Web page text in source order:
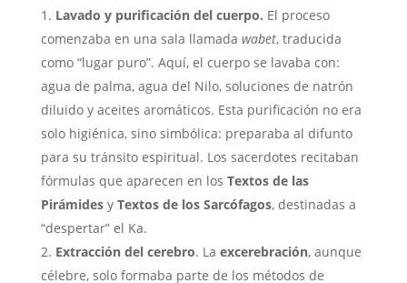
Lavado y purificación del cuerpo. El proceso
comenzaba en una sala llamada wabet, traducida
como “lugar puro”. Aquí, el cuerpo se lavaba con:
agua de palma, agua del Nilo, soluciones de natrón
diluido y aceites aromáticos. Esta purificación no era
solo higiénica, sino simbólica: preparaba al difunto
para su tránsito espiritual. Los sacerdotes recitaban
fórmulas que aparecen en los Textos de las
Pirámidesy Textos de los Sarcófagos, destinadas a
“despertar” el Ka.
Extracción del cerebro. La excerebración, aunque
célebre, solo formaba parte de los métodos de